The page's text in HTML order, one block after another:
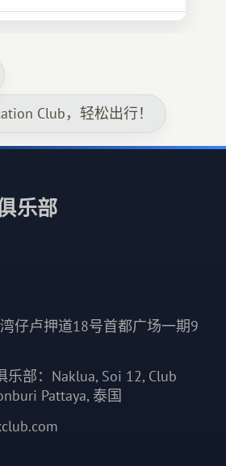
Club，轻松出行！
乐部
仔卢押道18号首都广场一期9
乐部：Naklua, Soi 12, Club
Pattaya, 泰国